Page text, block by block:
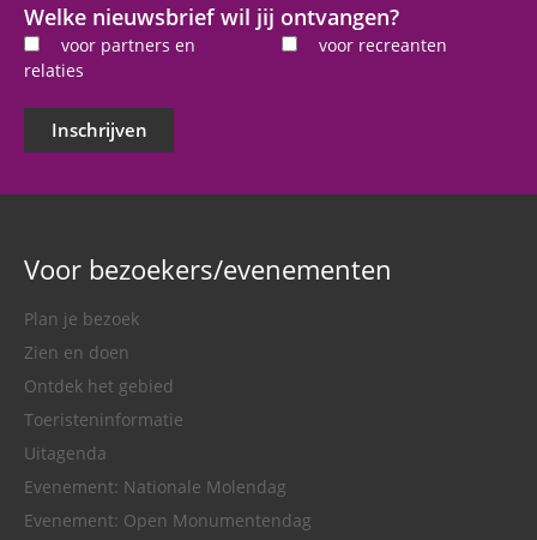
Welke nieuwsbrief wil jij ontvangen?
voor partners en
relaties
voor recreanten
Inschrijven
Voor bezoekers/evenementen
Plan je bezoek
Zien en doen
Ontdek het gebied
Toeristeninformatie
Uitagenda
Evenement: Nationale Molendag
Evenement: Open Monumentendag